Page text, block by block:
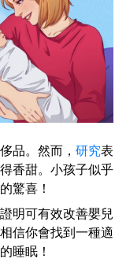
品。然而， 研究表
香甜。小孩子似乎
驚喜！
明可有效改善嬰兒
信你會找到一種適
睡眠！